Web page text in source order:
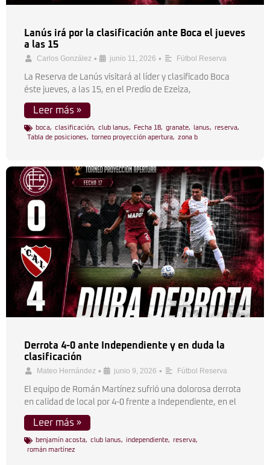
Lanús irá por la clasificación ante Boca el jueves
a las 15
Carlos González • junio 11, 2026 • Fútbol Reserva
La Reserva de Lanús visitará al líder y clasificado Boca
éste jueves, a las 15, en el Predio de Ezeiza,
Leer más »
boca, clasificación, club lanus, Fecha 18, granate, lanus, reserva,
Tabla de posiciones, torneo proyección apertura, zona b
Derrota 4-0 ante Independiente y en duda la
clasificación
Mateo Hernández • junio 9, 2026 • Fútbol Reserva
El equipo de Román Martínez sufrió una dolorosa derrota
en calidad de local por 4-0 frente a Independiente, en el
Leer más »
benjamín acosta, club lanus, independiente, reserva,
román martínez